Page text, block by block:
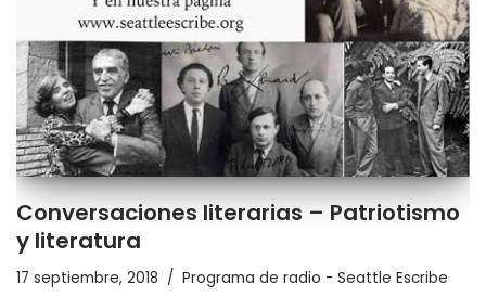
Conversaciones literarias – Patriotismo
y literatura
17 septiembre, 2018 Programa de radio - Seattle Escribe